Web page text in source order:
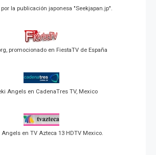
por la publicación japonesa "Seekjapan.jp".
promocionado en FiestaTV de España
Angels en CadenaTres TV, Mexico
en TV Azteca 13 HDTV Mexico.